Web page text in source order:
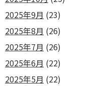
2025年9月 (23)
2025年8月 (26)
2025年7月 (26)
2025年6月 (22)
2025年5月 (22)